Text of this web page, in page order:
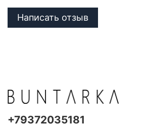
Написать отзыв
+79372035181